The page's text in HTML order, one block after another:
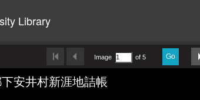
Library